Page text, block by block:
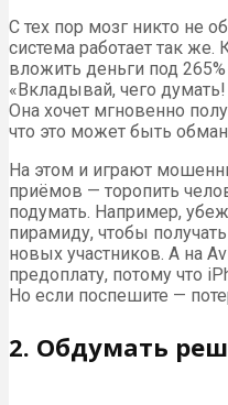
С тех пор мозг никто не
система работает так
вложить деньги под
«Вкладывай, чего
Она хочет мгновенно
что это может быть обман.
На этом и играют
приёмов — торопить
подумать. Например,
пирамиду, чтобы
новых участников. А на
предоплату, потому что
Но если поспешите —
2. Обдумать